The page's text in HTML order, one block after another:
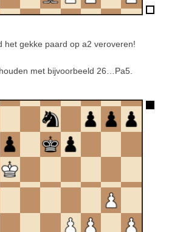
het gekke paard op a2 veroveren!
met bijvoorbeeld 26…Pa5.